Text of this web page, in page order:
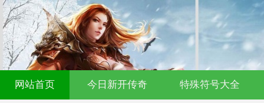
网站首页 今日新开传奇 特殊符号大全